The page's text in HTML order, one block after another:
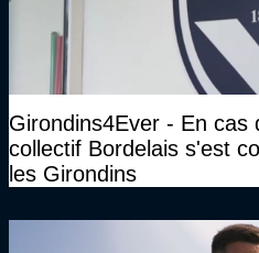
Girondins4Ever - En cas
collectif Bordelais s'est
les Girondins